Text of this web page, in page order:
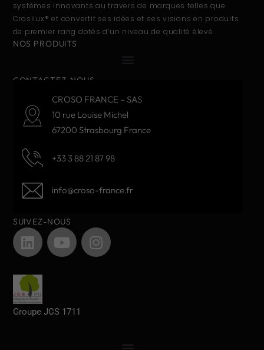
systèmes innovants au travers de marques telles que
Crosilux® et convertit ses idées et ses visions en produits
de premier rang dotés d’un niveau de qualité élevé.
NOS PRODUITS
CONTACTEZ-NOUS
CROSO FRANCE – SAS
10 rue Louise Michel
67200 Strasbourg France
+33 3 88 21 87 98
info@croso-france.fr
SUIVEZ-NOUS
Groupe JCS 1711